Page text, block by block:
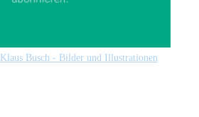
Klaus Busch - Bilder und Illustrationen